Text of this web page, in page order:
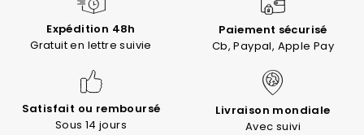
Expédition 48h
Gratuit en lettre suivie
Paiement sécurisé
Cb, Paypal, Apple Pay
Satisfait ou remboursé
Sous 14 jours
Livraison mondiale
Avec suivi